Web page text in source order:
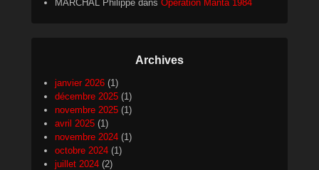
MARCHAL Philippe dans Opération Manta 1984
Archives
janvier 2026 (1)
décembre 2025 (1)
novembre 2025 (1)
avril 2025 (1)
novembre 2024 (1)
octobre 2024 (1)
juillet 2024 (2)